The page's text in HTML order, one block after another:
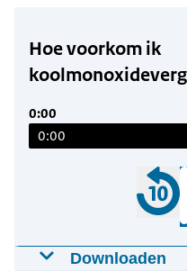
Hoe voorkom ik
0:00
0:00
Downloaden